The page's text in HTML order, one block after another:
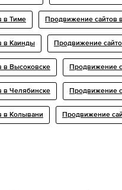
в Тиме Продвижение сайтов
в Каинды Продвижение
в Высоковске Продвижение
в Челябинске Продвижение
в Колывани Продвижение